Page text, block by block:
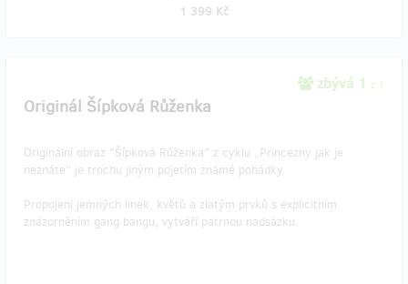
1 399 Kč
zbývá 1 z 1
Originál Šípková Růženka
Originální obraz "Šípková Růženka" z cyklu „Princezny jak je
neznáte“ je trochu jiným pojetím známé pohádky.
Propojení jemných linek, květů a zlatým prvků s explicitním
znázorněním gang bangu, vytváří patrnou nadsázku.